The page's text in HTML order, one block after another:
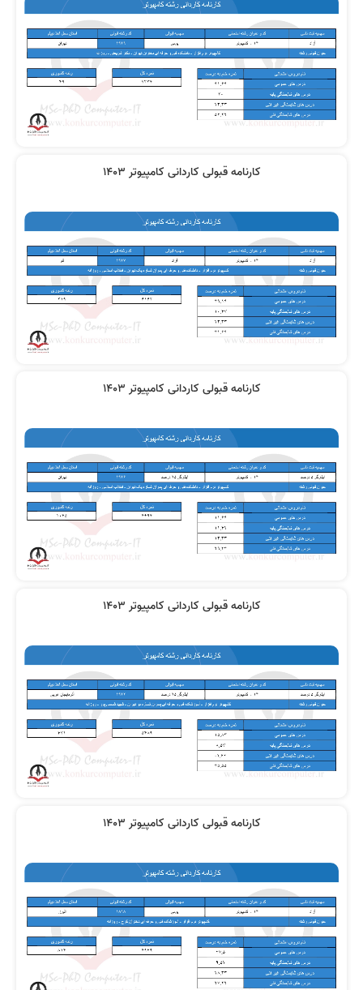
کارنامه قبولی کاردانی کامپیوتر 1403
کارنامه قبولی کاردانی کامپیوتر 1403
کارنامه قبولی کاردانی کامپیوتر 1403
کارنامه قبولی کاردانی کامپیوتر 1403